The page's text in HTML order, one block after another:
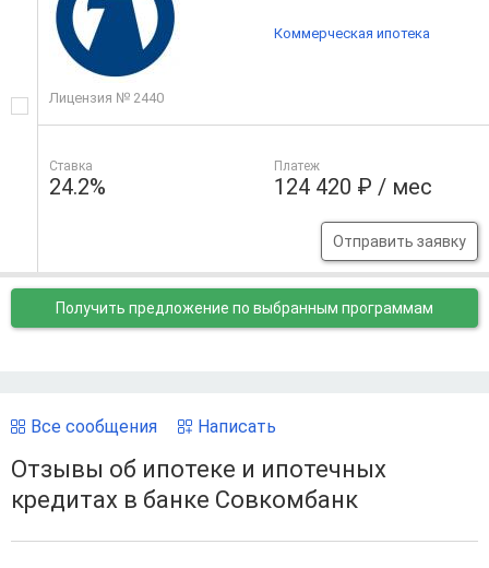
Лицензия № 2440
Ставка
24.2%
Платеж
124 420 ₽ / мес
Отправить заявку
Коммерческая ипотека
Получить предложение по выбранным программам
Все сообщения Написать
Отзывы об ипотеке и ипотечных
кредитах в банке Совкомбанк